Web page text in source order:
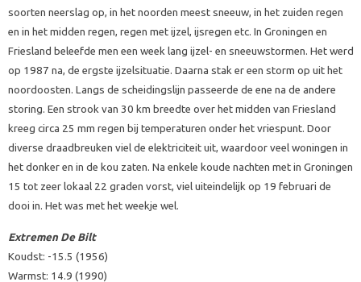
soorten neerslag op, in het noorden meest sneeuw, in het zuiden regen
en in het midden regen, regen met ijzel, ijsregen etc. In Groningen en
Friesland beleefde men een week lang ijzel- en sneeuwstormen. Het werd
op 1987 na, de ergste ijzelsituatie. Daarna stak er een storm op uit het
noordoosten. Langs de scheidingslijn passeerde de ene na de andere
storing. Een strook van 30 km breedte over het midden van Friesland
kreeg circa 25 mm regen bij temperaturen onder het vriespunt. Door
diverse draadbreuken viel de elektriciteit uit, waardoor veel woningen in
het donker en in de kou zaten. Na enkele koude nachten met in Groningen
15 tot zeer lokaal 22 graden vorst, viel uiteindelijk op 19 februari de
dooi in. Het was met het weekje wel.
Extremen De Bilt
Koudst: -15.5 (1956)
Warmst: 14.9 (1990)